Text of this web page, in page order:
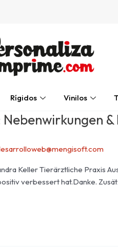
Rígidos Vinilos
&
Keller Tierärztliche Praxis
verbessert hat.Danke.